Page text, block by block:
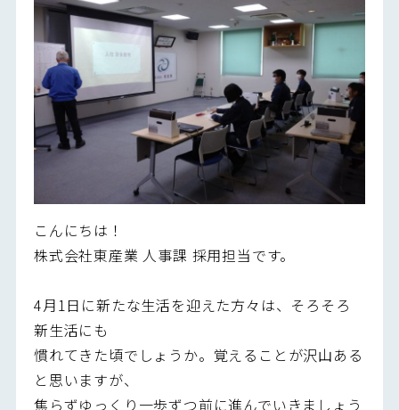
こんにちは！
株式会社東産業 人事課 採用担当です。
4月1日に新たな生活を迎えた方々は、そろそろ
新生活にも
慣れてきた頃でしょうか。覚えることが沢山ある
と思いますが、
焦らずゆっくり一歩ずつ前に進んでいきましょう